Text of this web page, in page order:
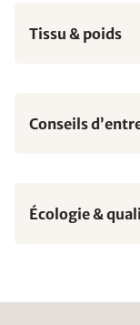
Tissu & poids
Conseils
Écologie &